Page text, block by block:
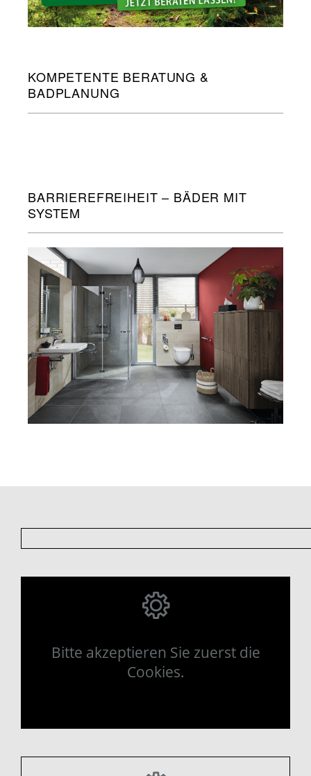
KOMPETENTE BERATUNG &
BADPLANUNG
BARRIEREFREIHEIT – BÄDER MIT
SYSTEM
Bitte akzeptieren Sie zuerst die
Cookies.